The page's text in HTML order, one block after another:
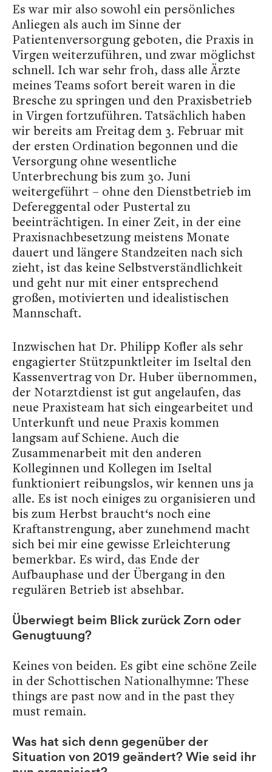
Es war mir also sowohl ein persönliches
Anliegen als auch im Sinne der
Patientenversorgung geboten, die Praxis in
Virgen weiterzuführen, und zwar möglichst
schnell. Ich war sehr froh, dass alle Ärzte
meines Teams sofort bereit waren in die
Bresche zu springen und den Praxisbetrieb
in Virgen fortzuführen. Tatsächlich haben
wir bereits am Freitag dem 3. Februar mit
der ersten Ordination begonnen und die
Versorgung ohne wesentliche
Unterbrechung bis zum 30. Juni
weitergeführt – ohne den Dienstbetrieb im
Defereggental oder Pustertal zu
beeinträchtigen. In einer Zeit, in der eine
Praxisnachbesetzung meistens Monate
dauert und längere Standzeiten nach sich
zieht, ist das keine Selbstverständlichkeit
und geht nur mit einer entsprechend
großen, motivierten und idealistischen
Mannschaft.
Inzwischen hat Dr. Philipp Kofler als sehr
engagierter Stützpunktleiter im Iseltal den
Kassenvertrag von Dr. Huber übernommen,
der Notarztdienst ist gut angelaufen, das
neue Praxisteam hat sich eingearbeitet und
Unterkunft und neue Praxis kommen
langsam auf Schiene. Auch die
Zusammenarbeit mit den anderen
Kolleginnen und Kollegen im Iseltal
funktioniert reibungslos, wir kennen uns ja
alle. Es ist noch einiges zu organisieren und
bis zum Herbst braucht‘s noch eine
Kraftanstrengung, aber zunehmend macht
sich bei mir eine gewisse Erleichterung
bemerkbar. Es wird, das Ende der
Aufbauphase und der Übergang in den
regulären Betrieb ist absehbar.
Überwiegt beim Blick zurück Zorn oder
Genugtuung?
Keines von beiden. Es gibt eine schöne Zeile
in der Schottischen Nationalhymne: These
things are past now and in the past they
must remain.
Was hat sich denn gegenüber der
Situation von 2019 geändert? Wie seid ihr